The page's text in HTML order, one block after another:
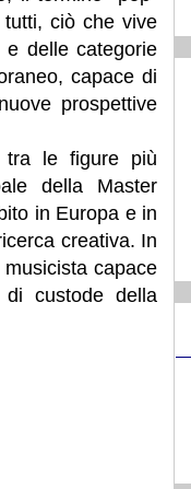
ciò che vive
delle categorie
capace di
prospettive
tra le figure più
della Master
in Europa e in
creativa. In
capace
custode della